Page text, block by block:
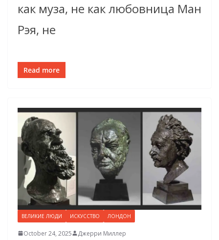
как муза, не как любовница Ман
Рэя, не
Read more
ВЕЛИКИЕ ЛЮДИ ИСКУССТВО ЛОНДОН
October 24, 2025 Джерри Миллер